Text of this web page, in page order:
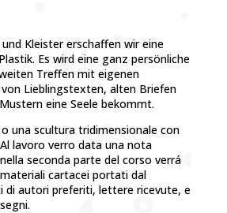
Kleister erschaffen wir eine
Es wird eine ganz persönliche
Treffen mit eigenen
Lieblingstexten, alten Briefen
eine Seele bekommt.
una scultura tridimensionale con
lavoro verro data una nota
seconda parte del corso verrá
cartacei portati dal
di autori preferiti, lettere ricevute, e